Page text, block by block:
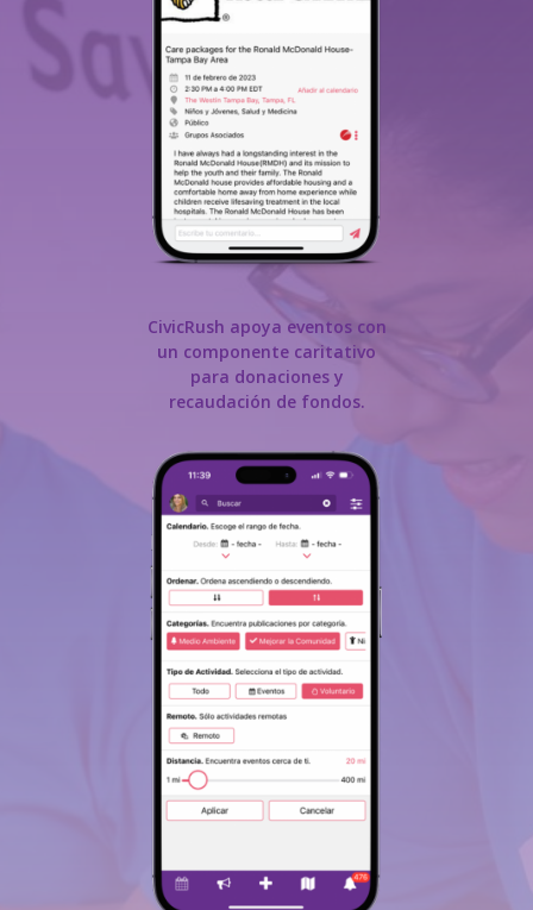
CivicRush apoya eventos con
un componente caritativo
para donaciones y
recaudación de fondos.